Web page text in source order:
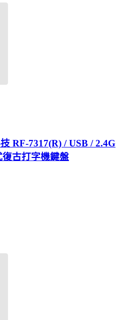
RF-7317(R) / USB / 2.4G
古打字機鍵盤